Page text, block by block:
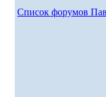
Список форумов